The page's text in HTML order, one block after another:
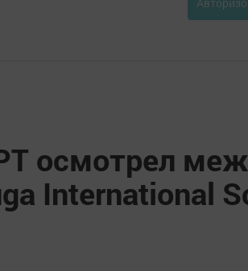
осмотрел
International